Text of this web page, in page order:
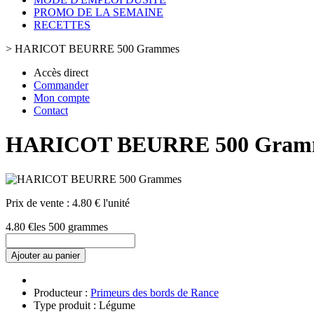
PROMO DE LA SEMAINE
RECETTES
> HARICOT BEURRE 500 Grammes
Accès direct
Commander
Mon compte
Contact
HARICOT BEURRE 500
Prix de vente : 4.80 € l'unité
4.80 €les 500 grammes
Ajouter au panier
Producteur : Primeurs des bords de Rance
Type produit : Légume